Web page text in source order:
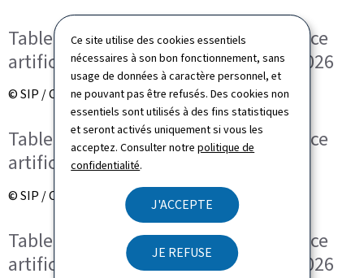
Ce site utilise des cookies essentiels
nécessaires à son bon fonctionnement, sans
usage de données à caractère personnel, et
ne pouvant pas être refusés. Des cookies non
essentiels sont utilisés à des fins statistiques
et seront activés uniquement si vous les
acceptez. Consulter notrepolitique de
confidentialité.
J'ACCEPTE
JE REFUSE
Table ronde trilatérale sur l'intelligence
artificielle IA (KI-Dësch), le 12 mars 2026
© SIP / Claude Piscitelli
Table ronde trilatérale sur l'intelligence
artificielle IA (KI-Dësch) - Accueil
© SIP / Claude Piscitelli
Table ronde trilatérale sur l'intelligence
artificielle IA (KI-Dësch), le 12 mars 2026